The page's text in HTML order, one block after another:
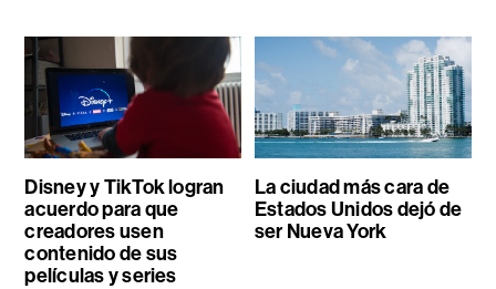
Disney y TikTok logran
acuerdo para que
creadores usen
contenido de sus
películas y series
La ciudad más cara de
Estados Unidos dejó de
ser Nueva York